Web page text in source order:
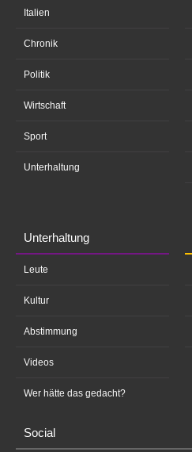
Italien
Chronik
Politik
Wirtschaft
Sport
Unterhaltung
Unterhaltung
Leute
Kultur
Abstimmung
Videos
Wer hätte das gedacht?
Social